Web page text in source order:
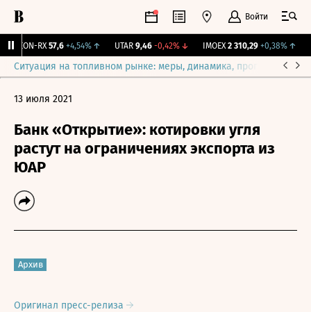
Войти
VEON-RX 57,6 +4,54%↑ UTAR 9,46 -0,42%↓ IMOEX 2 310,29 +0,38%↑
Ситуация на топливном рынке: меры, динамика, прогнозы
13 июля 2021
Банк «Открытие»: котировки угля
растут на ограничениях экспорта из
ЮАР
Архив
Оригинал пресс-релиза